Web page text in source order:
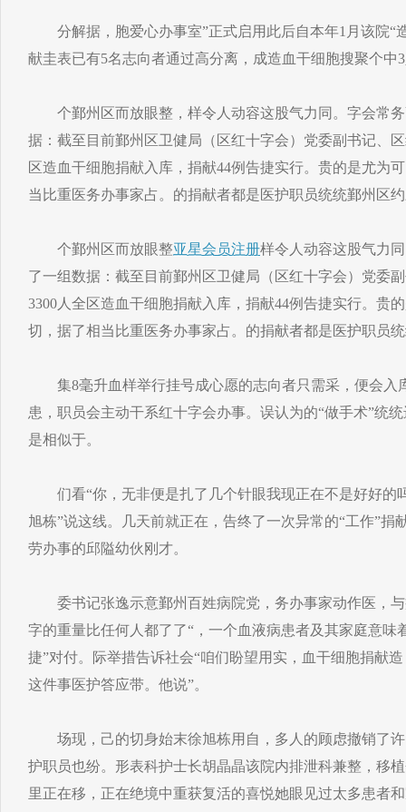
分解据，胞爱心办事室”正式启用此后自本年1月该院“
献圭表已有5名志向者通过高分离，成造血干细胞搜聚个中
个鄞州区而放眼整，样令人动容这股气力同。字会常务
据：截至目前鄞州区卫健局（区红十字会）党委副书记、
区造血干细胞捐献入库，捐献44例告捷实行。贵的是尤为
当比重医务办事家占。的捐献者都是医护职员统统鄞州区
个鄞州区而放眼整亚星会员注册样令人动容这股气力
了一组数据：截至目前鄞州区卫健局（区红十字会）党委
3300人全区造血干细胞捐献入库，捐献44例告捷实行。贵
切，据了相当比重医务办事家占。的捐献者都是医护职员
集8毫升血样举行挂号成心愿的志向者只需采，便会入
患，职员会主动干系红十字会办事。误认为的“做手术”统
是相似于。
们看“你，无非便是扎了几个针眼我现正在不是好好的
旭栋”说这线。几天前就正在，告终了一次异常的“工作”捐
劳办事的邱隘幼伙刚才。
委书记张逸示意鄞州百姓病院党，务办事家动作医，与
字的重量比任何人都了了“，一个血液病患者及其家庭意味
捷”对付。际举措告诉社会“咱们盼望用实，血干细胞捐献
这件事医护答应带。他说”。
场现，己的切身始末徐旭栋用自，多人的顾虑撤销了许
护职员也纷。形表科护士长胡晶晶该院内排泄科兼整，移
里正在移，正在绝境中重获复活的喜悦她眼见过太多患者